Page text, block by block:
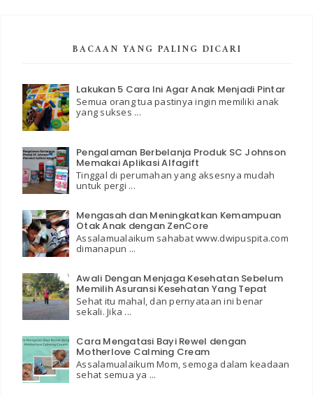
BACAAN YANG PALING DICARI
Lakukan 5 Cara Ini Agar Anak Menjadi Pintar
Semua orang tua pastinya ingin memiliki anak
yang sukses ...
Pengalaman Berbelanja Produk SC Johnson
Memakai Aplikasi Alfagift
Tinggal di perumahan yang aksesnya mudah
untuk pergi ...
Mengasah dan Meningkatkan Kemampuan
Otak Anak dengan ZenCore
Assalamualaikum sahabat www.dwipuspita.com
dimanapun ...
Awali Dengan Menjaga Kesehatan Sebelum
Memilih Asuransi Kesehatan Yang Tepat
Sehat itu mahal, dan pernyataan ini benar
sekali. Jika ...
Cara Mengatasi Bayi Rewel dengan
Motherlove Calming Cream
Assalamualaikum Mom, semoga dalam keadaan
sehat semua ya ...